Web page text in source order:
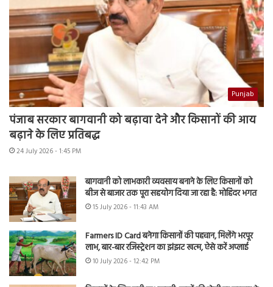
Punjab
पंजाब सरकार बागवानी को बढ़ावा देने और किसानों की आय
बढ़ाने के लिए प्रतिबद्ध
24 July 2026 - 1:45 PM
बागवानी को लाभकारी व्यवसाय बनाने के लिए किसानों को
बीज से बाजार तक पूरा सहयोग दिया जा रहा है: मोहिंदर भगत
15 July 2026 - 11:43 AM
Farmers ID Card बनेगा किसानों की पहचान, मिलेंगे भरपूर
लाभ, बार-बार रजिस्ट्रेशन का झंझट खत्म, ऐसे करें अप्लाई
10 July 2026 - 12:42 PM